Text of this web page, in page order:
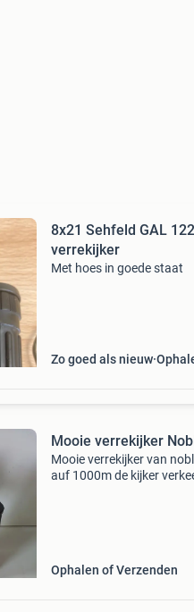
8x21 Sehfeld GAL
verrekijker
Met hoes in goede staat
Zo goed als nieuw
Mooie verrekijker
Mooie verrekijker van
auf 1000m de kijker
Ophalen of Verzenden